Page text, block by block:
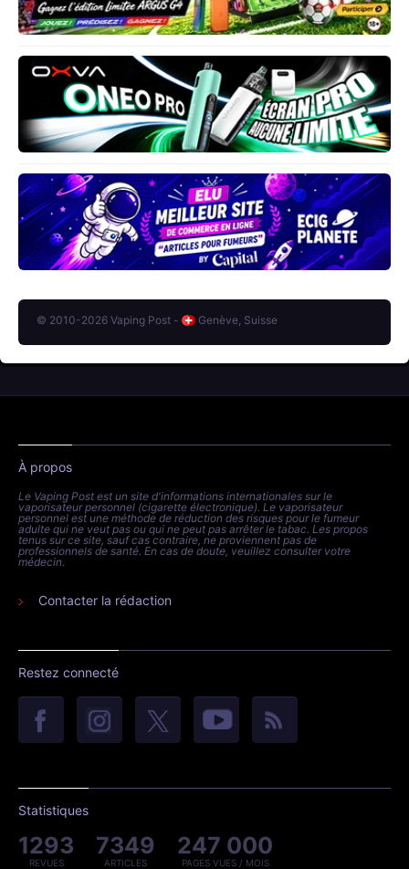
© 2010-2026 Vaping Post - Genève, Suisse
À propos
Le Vaping Post est un site d'informations internationales sur le
vaporisateur personnel (cigarette électronique). Le vaporisateur
personnel est une méthode de réduction des risques pour le fumeur
adulte qui ne veut pas ou qui ne peut pas arrêter le tabac. Les propos
tenus sur ce site, sauf cas contraire, ne proviennent pas de
professionnels de santé. En cas de doute, veuillez consulter votre
médecin.
Contacter la rédaction
Restez connecté
Statistiques
1293
REVUES
7349
ARTICLES
247 000
PAGES VUES / MOIS